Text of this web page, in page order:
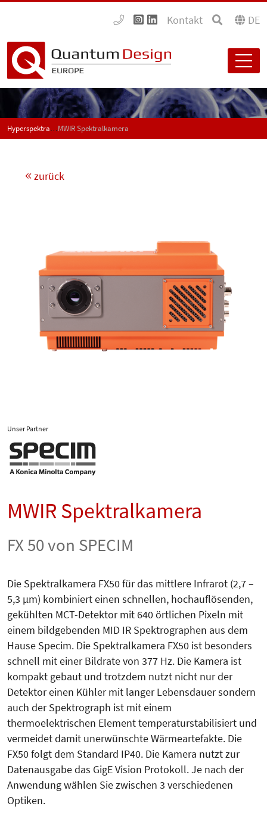
Kontakt DE
Hyperspektrale KamerasMWIR Spektralkamera
zurück
Unser Partner
MWIR Spektralkamera
FX 50 von SPECIM
Die Spektralkamera FX50 für das mittlere Infrarot (2,7 –
5,3 µm) kombiniert einen schnellen, hochauflösenden,
gekühlten MCT-Detektor mit 640 örtlichen Pixeln mit
einem bildgebenden MID IR Spektrographen aus dem
Hause Specim. Die Spektralkamera FX50 ist besonders
schnell mit einer Bildrate von 377 Hz. Die Kamera ist
kompakt gebaut und trotzdem nutzt nicht nur der
Detektor einen Kühler mit langer Lebensdauer sondern
auch der Spektrograph ist mit einem
thermoelektrischen Element temperaturstabilisiert und
vermeidet damit unerwünschte Wärmeartefakte. Die
FX50 folgt dem Standard IP40. Die Kamera nutzt zur
Datenausgabe das GigE Vision Protokoll. Je nach der
Anwendung wählen Sie zwischen 3 verschiedenen
Optiken.